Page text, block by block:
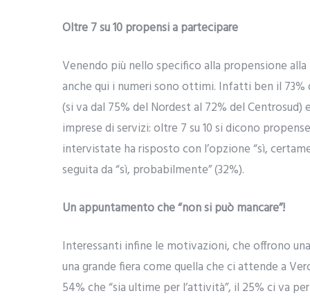
Oltre 7 su 10 propensi a partecipare
Venendo più nello specifico alla propensione
anche qui i numeri sono ottimi. Infatti ben il
(si va dal 75% del Nordest al 72% del
imprese di servizi: oltre 7 su 10 si dicono
intervistate ha risposto con l’opzione “sì,
seguita da “sì, probabilmente” (32%).
Un appuntamento che “non si può mancare”!
Interessanti infine le motivazioni, che offrono
una grande fiera come quella che ci attende a
54% che “sia ultime per l’attività”, il 25% ci va